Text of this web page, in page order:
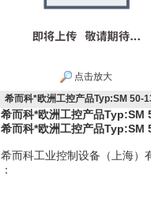
点击放大
希而科*欧洲工控产品Typ:SM 50-
希而科*欧洲工控产品Typ:SM
希而科*欧洲工控产品Typ:SM
希而科工业控制设备（上海）
：